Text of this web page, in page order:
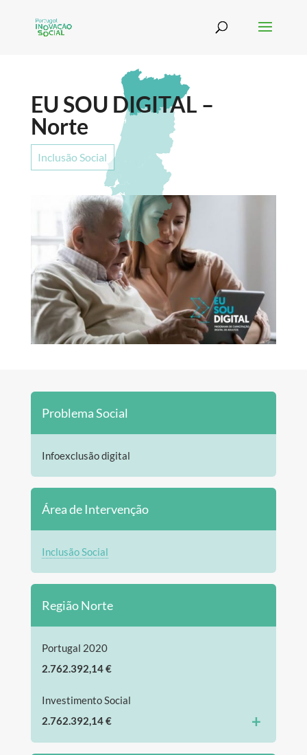
EU SOU DIGITAL –
Norte
Inclusão Social
Problema Social
Infoexclusão digital
Área de Intervenção
Inclusão Social
Região Norte
Portugal 2020
2.762.392,14 €
Investimento Social
2.762.392,14 €
+